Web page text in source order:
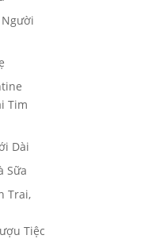
Tim
Dài
Sữa
Trai,
Tiệc